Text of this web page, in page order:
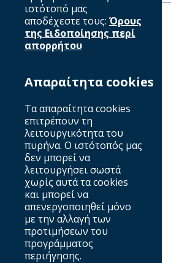
ΕΙΣΟΔΟΣ
πραγματοποιήθηκε την Τρίτη 23
του
ιστότοπό μας
αποδέχεστε τους: Όρους
της Ειδοποίησης περί
απορρήτου
Απαραίτητα cookies
Τα απαραίτητα cookies
επιτρέπουν τη
λειτουργικότητα του
πυρήνα. Ο ιστότοπός μας
δεν μπορεί να
λειτουργήσει σωστά
χωρίς αυτά τα cookies
και μπορεί να
απενεργοποιηθεί μόνο
με την αλλαγή των
προτιμήσεων του
προγράμματος
περιήγησης.